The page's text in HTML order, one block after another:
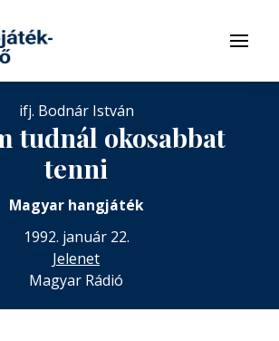
Menü
ifj. Bodnár István
tudnál okosabbat
tenni
Magyar hangjáték
1992. január 22.
Jelenet
Magyar Rádió